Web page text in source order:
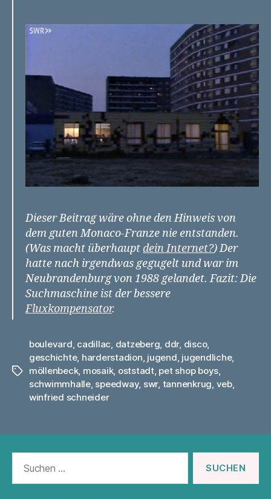
Dieser Beitrag wäre ohne den Hinweis von
dem guten Monaco-Franze nie entstanden.
(Was macht überhauptdein Internet?) Der
hatte nach irgendwas gegugelt und war im
Neubrandenburg von 1988 gelandet. Fazit: Die
Suchmaschine ist der bessere
Fluxkompensator.
Schlagwörter
boulevard cadillac datzeberg ddr, disco,
geschichte, harderstadion jugend jugendliche,
möllenbeck, mosaik, oststadt, pet shop boys
schwimmhalle, speedway, swr, tannenkrug veb,
winfried schneider
nach: